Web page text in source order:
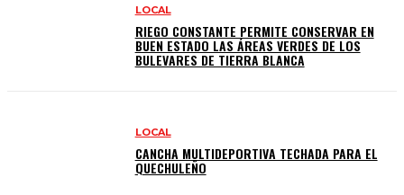
LOCAL
RIEGO CONSTANTE PERMITE CONSERVAR EN
BUEN ESTADO LAS ÁREAS VERDES DE LOS
BULEVARES DE TIERRA BLANCA
LOCAL
CANCHA MULTIDEPORTIVA TECHADA PARA EL
QUECHULEÑO